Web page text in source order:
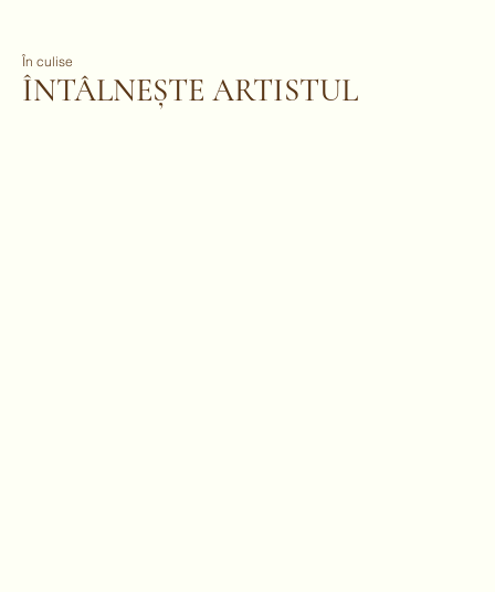
În culise
ÎNTÂLNEȘTE ARTISTUL